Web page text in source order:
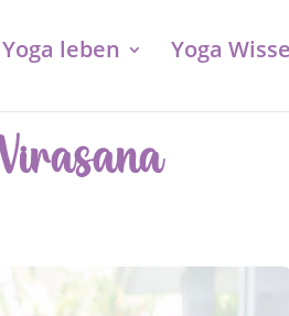
Yoga leben Yoga